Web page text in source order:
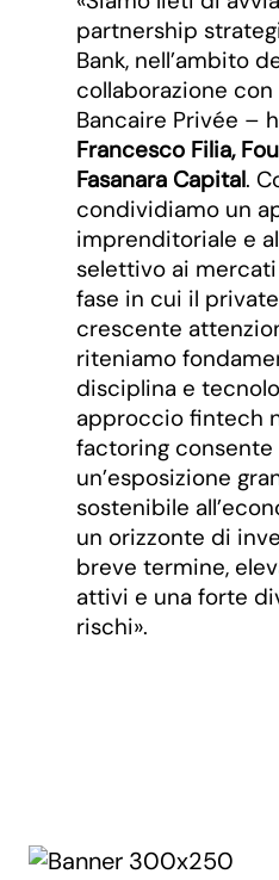
partnership
Bank, nell’ambito
collaborazione con
Bancaire Privée –
Francesco Filia,
Fasanara Capital.
condividiamo un
imprenditoriale e
selettivo ai
fase in cui il
crescente
riteniamo
disciplina e
approccio fintech
factoring
un’esposizione
sostenibile
un orizzonte di
breve termine,
attivi e una forte
rischi».